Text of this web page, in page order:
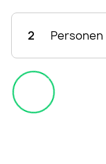
2 Personen